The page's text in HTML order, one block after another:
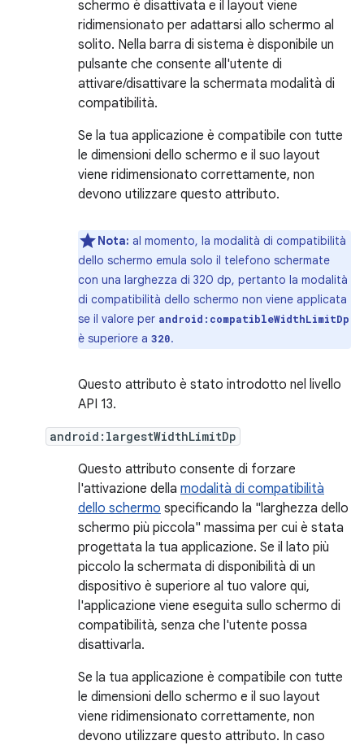
schermo è disattivata e il layout viene
ridimensionato per adattarsi allo schermo al
solito. Nella barra di sistema è disponibile un
pulsante che consente all'utente di
attivare/disattivare la schermata modalità di
compatibilità.
Se la tua applicazione è compatibile con tutte
le dimensioni dello schermo e il suo layout
viene ridimensionato correttamente, non
devono utilizzare questo attributo.
Nota: al momento, la modalità di compatibilità
dello schermo emula solo il telefono schermate
con una larghezza di 320 dp, pertanto la modalità
di compatibilità dello schermo non viene applicata
se il valore per android:compatibleWidthLimitDp
è superiore a 320.
Questo attributo è stato introdotto nel livello
API 13.
android:largestWidthLimitDp
Questo attributo consente di forzare
l'attivazione della modalità di compatibilità
dello schermo specificando la "larghezza dello
schermo più piccola" massima per cui è stata
progettata la tua applicazione. Se il lato più
piccolo la schermata di disponibilità di un
dispositivo è superiore al tuo valore qui,
l'applicazione viene eseguita sullo schermo di
compatibilità, senza che l'utente possa
disattivarla.
Se la tua applicazione è compatibile con tutte
le dimensioni dello schermo e il suo layout
viene ridimensionato correttamente, non
devono utilizzare questo attributo. In caso